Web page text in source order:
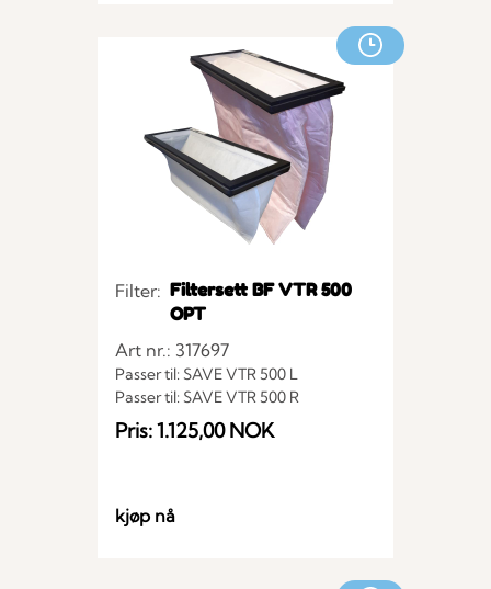
Filter: Filtersett BF VTR 500
OPT
Art nr.: 317697
Passer til: SAVE VTR 500 L
Passer til: SAVE VTR 500 R
Pris: 1.125,00 NOK
kjøp nå